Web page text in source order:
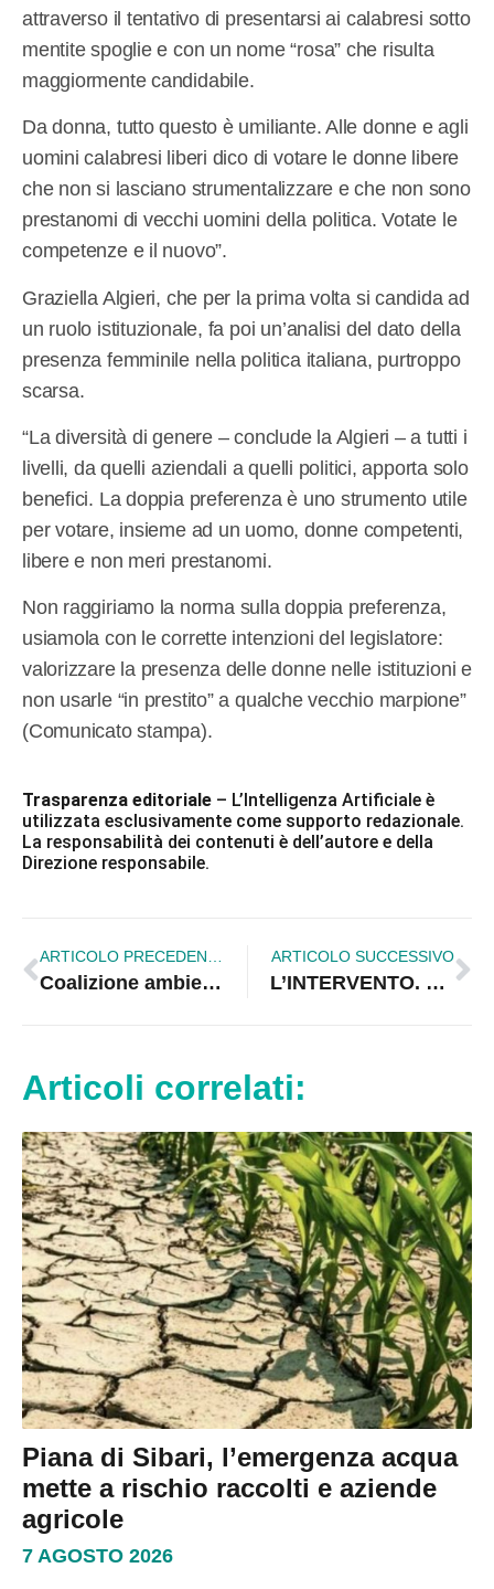
attraverso il tentativo di presentarsi ai calabresi sotto
mentite spoglie e con un nome “rosa” che risulta
maggiormente candidabile.
Da donna, tutto questo è umiliante. Alle donne e agli
uomini calabresi liberi dico di votare le donne libere
che non si lasciano strumentalizzare e che non sono
prestanomi di vecchi uomini della politica. Votate le
competenze e il nuovo”.
Graziella Algieri, che per la prima volta si candida ad
un ruolo istituzionale, fa poi un’analisi del dato della
presenza femminile nella politica italiana, purtroppo
scarsa.
“La diversità di genere – conclude la Algieri – a tutti i
livelli, da quelli aziendali a quelli politici, apporta solo
benefici. La doppia preferenza è uno strumento utile
per votare, insieme ad un uomo, donne competenti,
libere e non meri prestanomi.
Non raggiriamo la norma sulla doppia preferenza,
usiamola con le corrette intenzioni del legislatore:
valorizzare la presenza delle donne nelle istituzioni e
non usarle “in prestito” a qualche vecchio marpione”
(Comunicato stampa).
Trasparenza editoriale – L’Intelligenza Artificiale è
utilizzata esclusivamente come supporto redazionale.
La responsabilità dei contenuti è dell’autore e della
Direzione responsabile.
Coalizione ambientalista, un documento per i candidati alla Presidenza della Regione
ARTICOLO SUCCESSIVO
L’INTERVENTO. Chi è per l’abolizione del reddito di cittadinanza dovrebbe vergognarsi. E spiego il perché!
Articoli correlati:
Piana di Sibari, l’emergenza acqua
mette a rischio raccolti e aziende
agricole
7 AGOSTO 2026